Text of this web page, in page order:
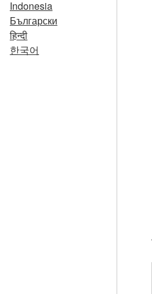
Indonesia
Български
हिन्दी
한국어